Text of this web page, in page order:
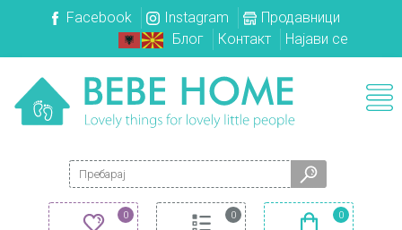
Facebook Instagram
Продавници
Блог
Контакт Најави се
Search for:
0 0 0